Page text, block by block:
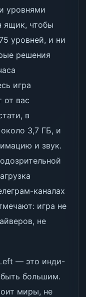
уровнями
ящик, чтобы
уровней, и ни
решения
игра
от вас
в
3,7 ГБ, и
и звук.
каналах
игра не
не
— это инди-
большим.
миры, не